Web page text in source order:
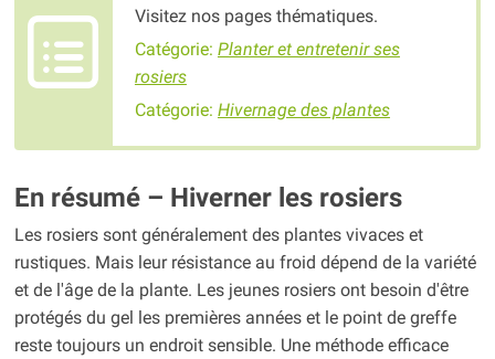
Visitez nos pages thématiques.
Catégorie: Planter et entretenir ses
rosiers
Catégorie: Hivernage des plantes
En résumé – Hiverner les rosiers
Les rosiers sont généralement des plantes vivaces et
rustiques. Mais leur résistance au froid dépend de la variété
et de l'âge de la plante. Les jeunes rosiers ont besoin d'être
protégés du gel les premières années et le point de greffe
reste toujours un endroit sensible. Une méthode efficace